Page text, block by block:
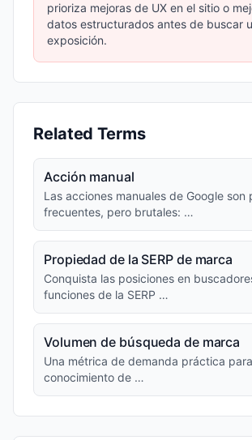
prioriza mejoras de UX en el sitio o
datos estructurados antes de buscar
exposición.
Related Terms
Acción manual
Las acciones manuales de Google son
frecuentes, pero brutales: …
Propiedad de la SERP de marca
Conquista las posiciones en
funciones de la SERP …
Volumen de búsqueda de marca
Una métrica de demanda práctica
conocimiento de …